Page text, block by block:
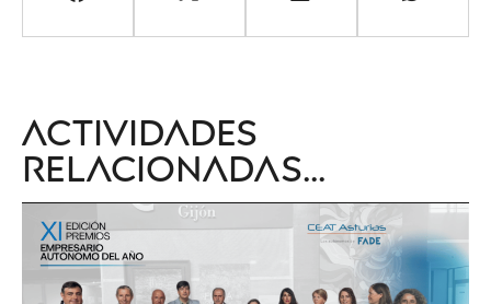
Actividades
relacionadas...